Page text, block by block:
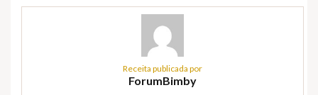
Receita publicada por
ForumBimby